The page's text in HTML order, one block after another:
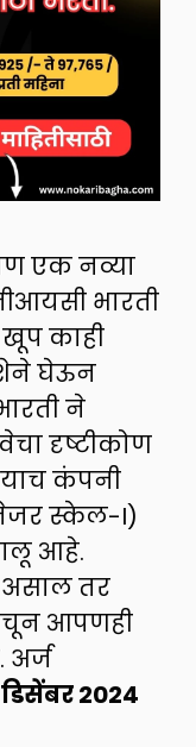
एक नव्या
भारती
काही
घेऊन
ने
दृष्टीकोण
कंपनी
स्केल-I)
आहे.
असाल तर
आपणही
अर्ज
डिसेंबर 2024